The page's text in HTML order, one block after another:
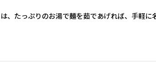
、たっぷりのお湯で麺を茹であげれば、手軽に